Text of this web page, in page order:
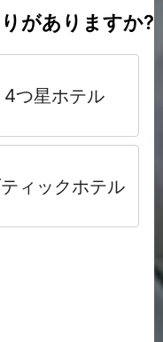
がありますか?
4つ星ホテル
ィックホテル